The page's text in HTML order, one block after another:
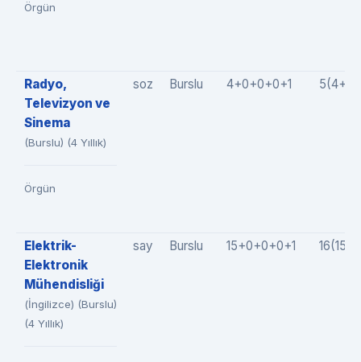
Örgün
Radyo,
Televizyon ve
Sinema
(Burslu) (4 Yıllık)
Örgün
soz Burslu 4+0+0+0+1
Elektrik-
Elektronik
Mühendisliği
(İngilizce) (Burslu)
(4 Yıllık)
say Burslu 15+0+0+0+1